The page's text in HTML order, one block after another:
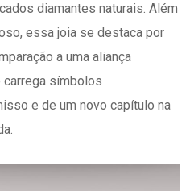
diamantes naturais. Além
essa joia se destaca por
a uma aliança
carrega símbolos
e de um novo capítulo na